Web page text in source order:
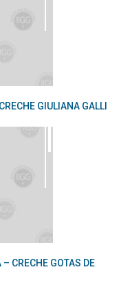
GIULIANA GALLI
– CRECHE GOTAS DE